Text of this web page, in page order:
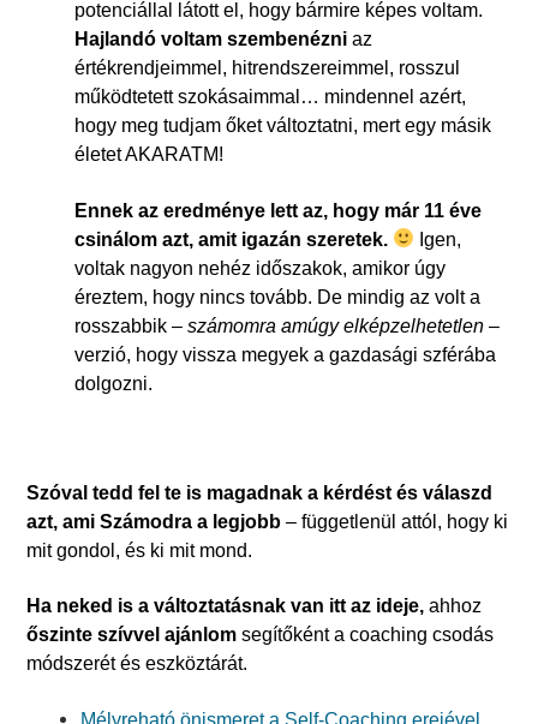
potenciállal látott el, hogy bármire képes voltam.
Hajlandó voltam szembenézni az
értékrendjeimmel, hitrendszereimmel, rosszul
működtetett szokásaimmal… mindennel azért,
hogy meg tudjam őket változtatni, mert egy másik
életet AKARATM!
Ennek az eredménye lett az, hogy már 11 éve
csinálom azt, amit igazán szeretek.
Igen,
voltak nagyon nehéz időszakok, amikor úgy
éreztem, hogy nincs tovább. De mindig az volt a
rosszabbik – számomra amúgy elképzelhetetlen –
verzió, hogy vissza megyek a gazdasági szférába
dolgozni.
Szóval tedd fel te is magadnak a kérdést és válaszd
azt, ami Számodra a legjobb – függetlenül attól, hogy ki
mit gondol, és ki mit mond.
Ha neked is a változtatásnak van itt az ideje, ahhoz
őszinte szívvel ajánlom segítőként a coaching csodás
módszerét és eszköztárát.
Mélyreható önismeret a Self-Coaching erejével